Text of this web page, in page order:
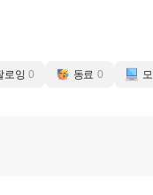
로잉 0 동료 0